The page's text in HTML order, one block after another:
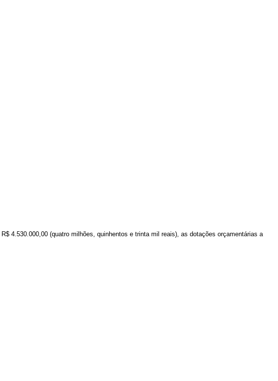
R$ 4.530.000,00 (quatro milhões, quinhentos e trinta mil reais), as dotações orçamentárias a